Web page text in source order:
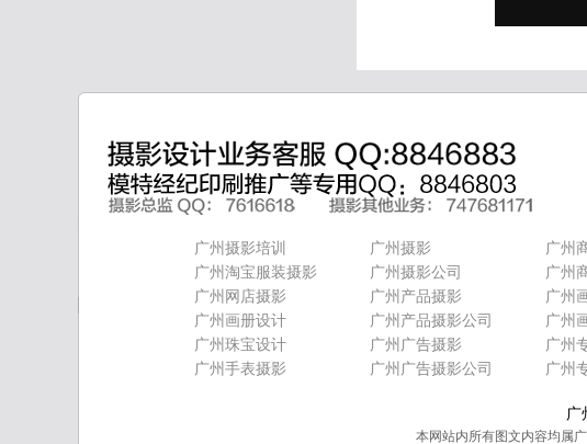
广州摄影培训 广州摄影 广州
广州淘宝服装摄影
广州摄影公司 广州
广州网店摄影
广州产品摄影 广州
广州画册设计
广州产品摄影公司 广州
广州珠宝设计
广州广告摄影 广州
广州手表摄影
广州广告摄影公司 广州
广
本网站内所有图文内容均